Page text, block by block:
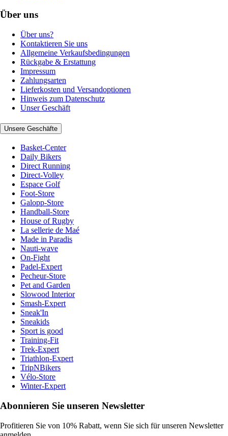
Über uns
Über uns?
Kontaktieren Sie uns
Allgemeine Verkaufsbedingungen
Rückgabe & Erstattung
Impressum
Zahlungsarten
Lieferkosten und Versandoptionen
Hinweis zum Datenschutz
Unser Geschäft
Unsere Geschäfte
Basket-Center
Daily Bikers
Direct Running
Direct-Volley
Espace Golf
Foot-Store
Galopp-Store
Handball-Store
House of Rugby
La sellerie de Maé
Made in Paradis
Nauti-wave
On-Fight
Padel-Expert
Pecheur-Store
Pet and Garden
Slowood Interior
Smash-Expert
Sneak'In
Sneakids
Sport is good
Training-Fit
Trek-Expert
Triathlon-Expert
TripNBikers
Vélo-Store
Winter-Expert
Abonnieren Sie unseren Newsletter
Profitieren Sie von 10% Rabatt, wenn Sie sich für unseren Newsletter